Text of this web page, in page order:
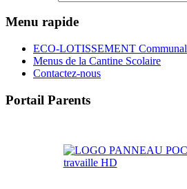
Menu rapide
ECO-LOTISSEMENT Communal
Menus de la Cantine Scolaire
Contactez-nous
Portail Parents